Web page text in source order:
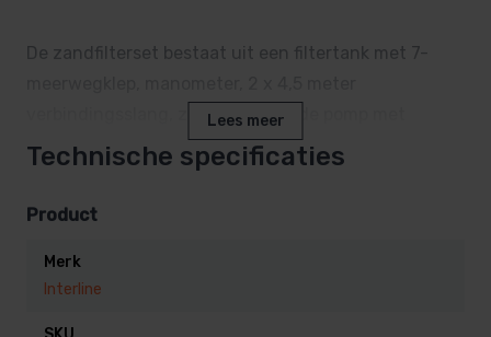
De zandfilterset bestaat uit een filtertank met 7-
verbindingsslang, zelfaanzuigende pomp met
voorfilter , voetplaat, 4 slangklemmen. Voorzien van
RCD stekker (verplicht in België)
Filtratie:
Lees meer
Technische specificaties
Product
Merk
Interline